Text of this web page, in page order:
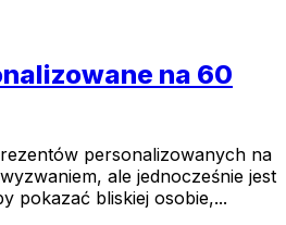
na 60
personalizowanych na
ale jednocześnie jest
pokazać bliskiej osobie,...